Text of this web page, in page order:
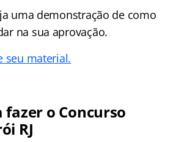
uma demonstração de como
na sua aprovação.
seu material.
o Concurso
RJ